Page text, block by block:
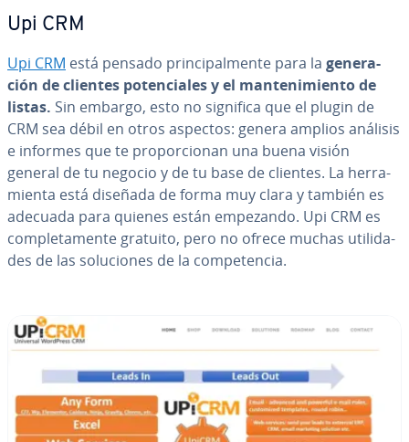
Upi CRM
Upi CRM está pensado pri­n­ci­pa­l­me­n­te para la ge­ne­ra­
ción de clientes po­te­n­cia­les y el ma­n­te­ni­mie­n­to de
listas. Sin embargo, esto no significa que el plugin de
CRM sea débil en otros aspectos: genera amplios análisis
e informes que te pro­po­r­cio­nan una buena visión
general de tu negocio y de tu base de clientes. La he­rra­
mie­n­ta está diseñada de forma muy clara y también es
adecuada para quienes están empezando. Upi CRM es
co­m­ple­ta­me­n­te gratuito, pero no ofrece muchas uti­li­da­
des de las so­lu­cio­nes de la co­m­pe­te­n­cia.